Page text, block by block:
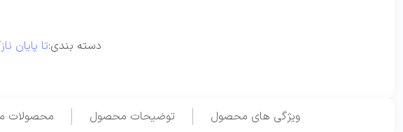
تا پایاندسته بندی:
ویژگی های محصول توضیحات محصول محصولات